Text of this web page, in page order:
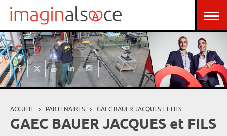
Aller au contenu principal
Vous êtes ici
ACCUEIL PARTENAIRES GAEC BAUER JACQUES ET FILS
GAEC BAUER JACQUES et FILS
Panneau de gestion des cookies